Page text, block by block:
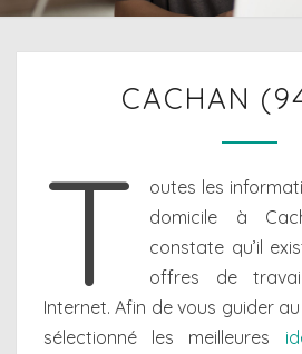
CACHAN
T
outes les
domicile à
constate qu’il
offres de
Internet. Afin de vous guider
sélectionné les meilleures